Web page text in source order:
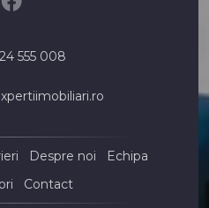
Sat
Nord
Tomis Nord
Tomis Plus
555 008
Despre noi
Echipa
Contact